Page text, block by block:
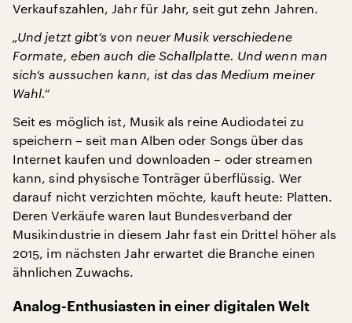
Verkaufszahlen, Jahr für Jahr, seit gut zehn Jahren.
„Und jetzt gibt’s von neuer Musik verschiedene
Formate, eben auch die Schallplatte. Und wenn man
sich‘s aussuchen kann, ist das das Medium meiner
Wahl.“
Seit es möglich ist, Musik als reine Audiodatei zu
speichern – seit man Alben oder Songs über das
Internet kaufen und downloaden – oder streamen
kann, sind physische Tonträger überflüssig. Wer
darauf nicht verzichten möchte, kauft heute: Platten.
Deren Verkäufe waren laut Bundesverband der
Musikindustrie in diesem Jahr fast ein Drittel höher als
2015, im nächsten Jahr erwartet die Branche einen
ähnlichen Zuwachs.
Analog-Enthusiasten in einer digitalen Welt